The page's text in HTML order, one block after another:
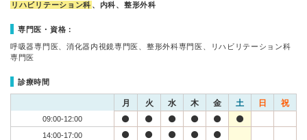
リハビリテーション科 、内科、整形外科
専門医・資格：
呼吸器専門医、消化器内視鏡専門医、整形外科専門医、リハビリテーション科
専門医
診療時間
月 火 水 木 金 土 日 祝
09:00-12:00
14:00-17:00